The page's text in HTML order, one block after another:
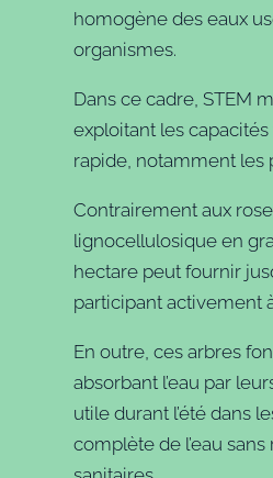
homogène des eaux
organismes.
Dans ce cadre, STEM
exploitant les
rapide, notamment les
Contrairement aux
lignocellulosique en
hectare peut fournir
participant activement
En outre, ces arbres
absorbant l’eau par
utile durant l’été dans
complète de l’eau